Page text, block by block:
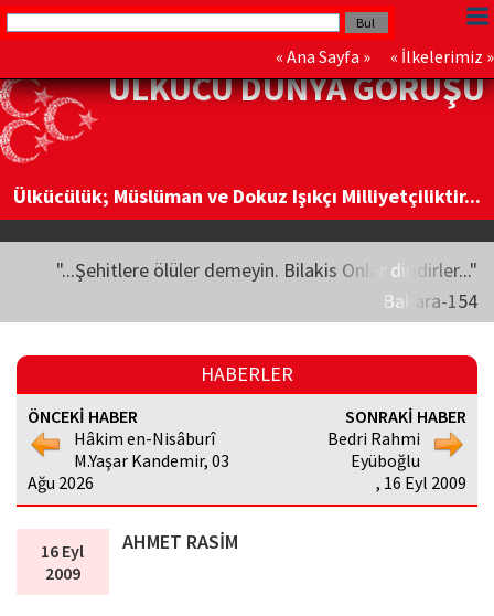
« Ana Sayfa » « İlkelerimiz »
ÜLKÜCÜ DÜNYA GÖRÜŞÜ
Ülkücülük; Müslüman ve Dokuz Işıkçı Milliyetçiliktir...
"...Şehitlere ölüler demeyin. Bilakis Onlar diridirler..."
Bakara-154
HABERLER
ÖNCEKİ HABER
Hâkim en-Nisâburî
M.Yaşar Kandemir, 03
Ağu 2026
SONRAKİ HABER
Bedri Rahmi
Eyüboğlu
, 16 Eyl 2009
16 Eyl
2009
AHMET RASİM